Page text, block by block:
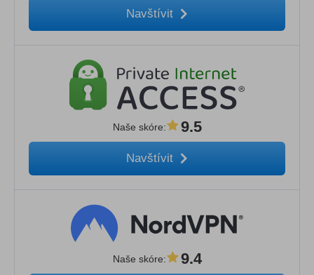
Navštívit
Naše skóre: 9.5
Navštívit
Naše skóre: 9.4